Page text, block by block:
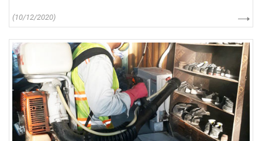
(10/12/2020)